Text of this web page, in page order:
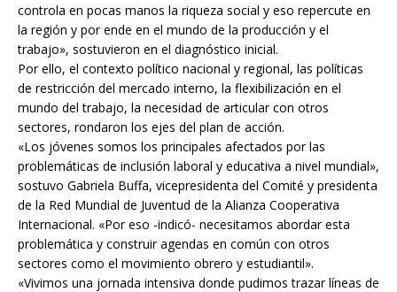
controla en pocas manos la riqueza social y eso repercute en
la región y por ende en el mundo de la producción y el
trabajo», sostuvieron en el diagnóstico inicial.
Por ello, el contexto político nacional y regional, las políticas
de restricción del mercado interno, la flexibilización en el
mundo del trabajo, la necesidad de articular con otros
sectores, rondaron los ejes del plan de acción.
«Los jóvenes somos los principales afectados por las
problemáticas de inclusión laboral y educativa a nivel mundial»,
sostuvo Gabriela Buffa, vicepresidenta del Comité y presidenta
de la Red Mundial de Juventud de la Alianza Cooperativa
Internacional. «Por eso -indicó- necesitamos abordar esta
problemática y construir agendas en común con otros
sectores como el movimiento obrero y estudiantil».
«Vivimos una jornada intensiva donde pudimos trazar líneas de